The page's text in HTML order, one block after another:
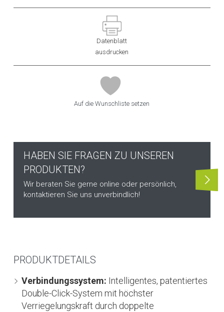
Datenblatt
ausdrucken
Auf die Wunschliste setzen
HABEN SIE FRAGEN ZU UNSEREN
PRODUKTEN?
Wir beraten Sie gerne online oder persönlich,
kontaktieren Sie uns unverbindlich!
PRODUKTDETAILS
Verbindungssystem: Intelligentes, patentiertes
Double-Click-System mit höchster
Verriegelungskraft durch doppelte